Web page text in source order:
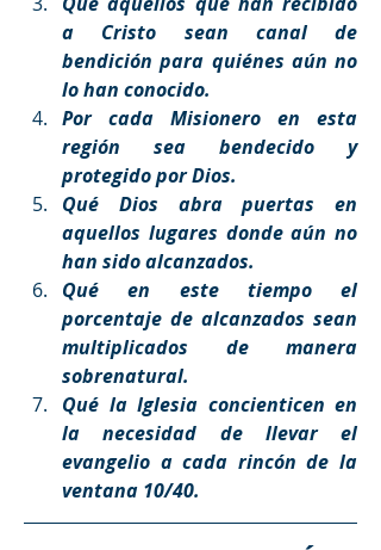
a Cristo sean canal de
bendición para quiénes aún no
lo han conocido.
Por cada Misionero en esta
región sea bendecido y
protegido por Dios.
Qué Dios abra puertas en
aquellos lugares donde aún no
han sido alcanzados.
Qué en este tiempo el
porcentaje de alcanzados sean
multiplicados de manera
sobrenatural.
Qué la Iglesia concienticen en
la necesidad de llevar el
evangelio a cada rincón de la
ventana 10/40.